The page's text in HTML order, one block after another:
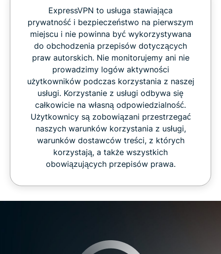
ExpressVPN to usługa stawiająca
prywatność i bezpieczeństwo na pierwszym
miejscu i nie powinna być wykorzystywana
do obchodzenia przepisów dotyczących
praw autorskich. Nie monitorujemy ani nie
prowadzimy logów aktywności
użytkowników podczas korzystania z naszej
usługi. Korzystanie z usługi odbywa się
całkowicie na własną odpowiedzialność.
Użytkownicy są zobowiązani przestrzegać
naszych warunków korzystania z usługi,
warunków dostawców treści, z których
korzystają, a także wszystkich
obowiązujących przepisów prawa.